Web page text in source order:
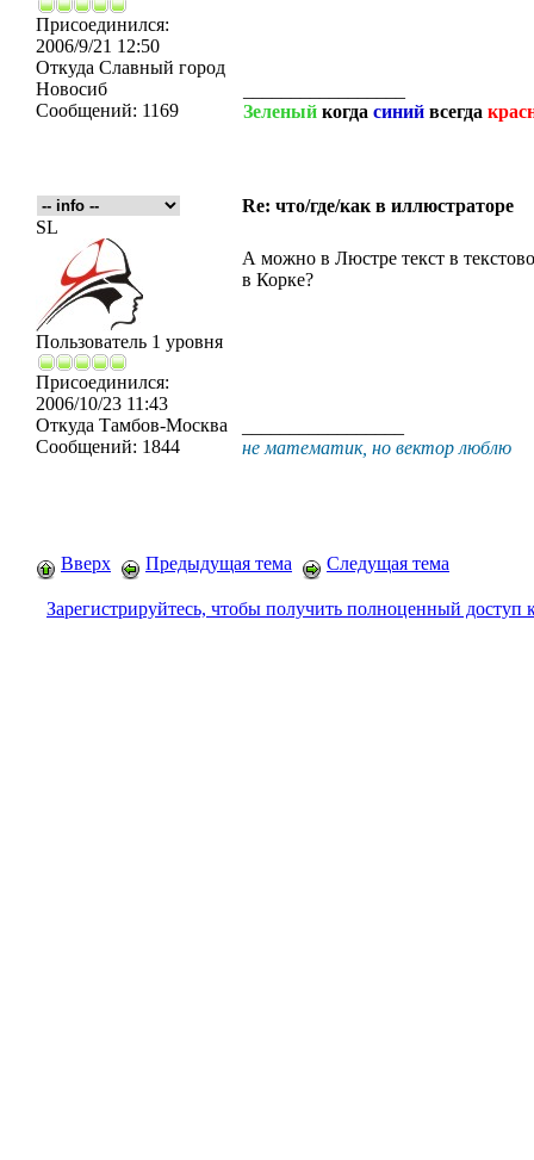
Присоединился:
2006/9/21 12:50
Откуда Славный город
Новосиб
Сообщений: 1169
Зеленый когда синий всегда
Re: что/где/как в иллюстраторе
SL
Пользователь 1 уровня
Присоединился:
2006/10/23 11:43
Откуда Тамбов-Москва
Сообщений: 1844
А можно в Люстре текст в
в Корке?
не математик, но вектор люблю
Вверх Предыдущая тема Следущая тема
Зарегистрируйтесь, чтобы получить полноценный доступ